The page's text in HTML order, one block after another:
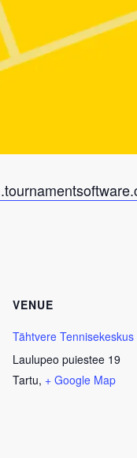
VENUE
Tähtvere Tennisekeskus
Laulupeo puiestee 19
Tartu, + Google Map